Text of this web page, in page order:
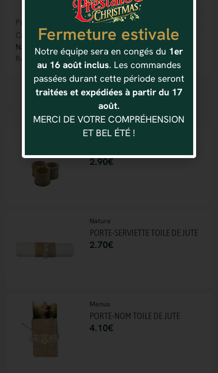
Partager :
Catégorie(s) :
Nature
Référence : 3016600066763
Vous aimerez aussi
Nature
2.90€
Nature
PORTE-SERVIETTE TOILE DE JUTE
2.70€
Menus
PORTE-NOM TOILE DE JUTE
4.10€
Fermeture estivale
Notre équipe sera en congés du 1er
au 16 août inclus. Les commandes
passées durant cette période seront
traitées et expédiées à partir du 17
août.
MERCI DE VOTRE COMPRÉHENSION
ET BEL ÉTÉ !